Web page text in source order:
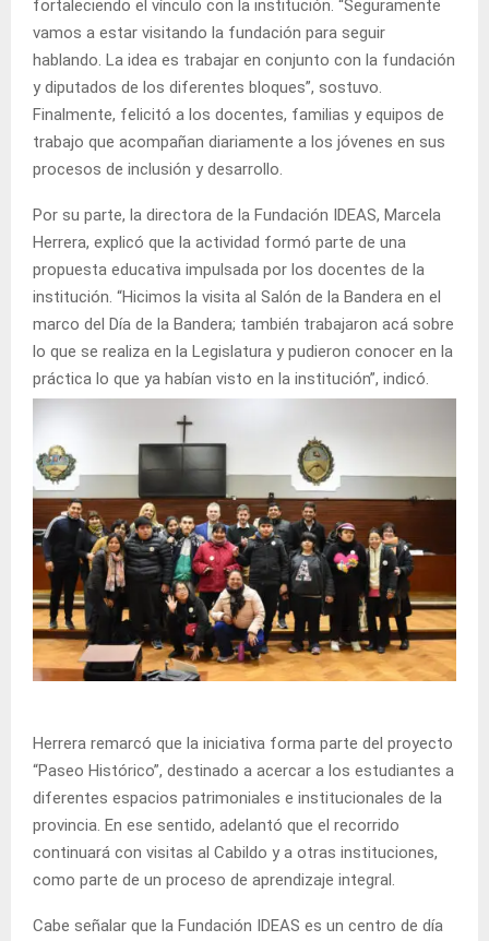
fortaleciendo el vínculo con la institución. “Seguramente
vamos a estar visitando la fundación para seguir
hablando. La idea es trabajar en conjunto con la fundación
y diputados de los diferentes bloques”, sostuvo.
Finalmente, felicitó a los docentes, familias y equipos de
trabajo que acompañan diariamente a los jóvenes en sus
procesos de inclusión y desarrollo.
Por su parte, la directora de la Fundación IDEAS, Marcela
Herrera, explicó que la actividad formó parte de una
propuesta educativa impulsada por los docentes de la
institución. “Hicimos la visita al Salón de la Bandera en el
marco del Día de la Bandera; también trabajaron acá sobre
lo que se realiza en la Legislatura y pudieron conocer en la
práctica lo que ya habían visto en la institución”, indicó.
Herrera remarcó que la iniciativa forma parte del proyecto
“Paseo Histórico”, destinado a acercar a los estudiantes a
diferentes espacios patrimoniales e institucionales de la
provincia. En ese sentido, adelantó que el recorrido
continuará con visitas al Cabildo y a otras instituciones,
como parte de un proceso de aprendizaje integral.
Cabe señalar que la Fundación IDEAS es un centro de día